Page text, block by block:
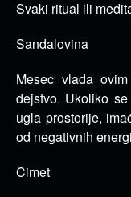
Svaki ritual ili
Sandalovina
Mesec vlada
dejstvo. Ukoliko
ugla prostorije,
od negativnih
Cimet